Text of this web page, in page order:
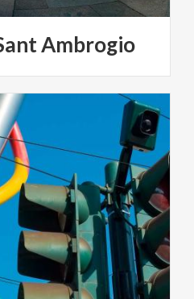
Ambrogio